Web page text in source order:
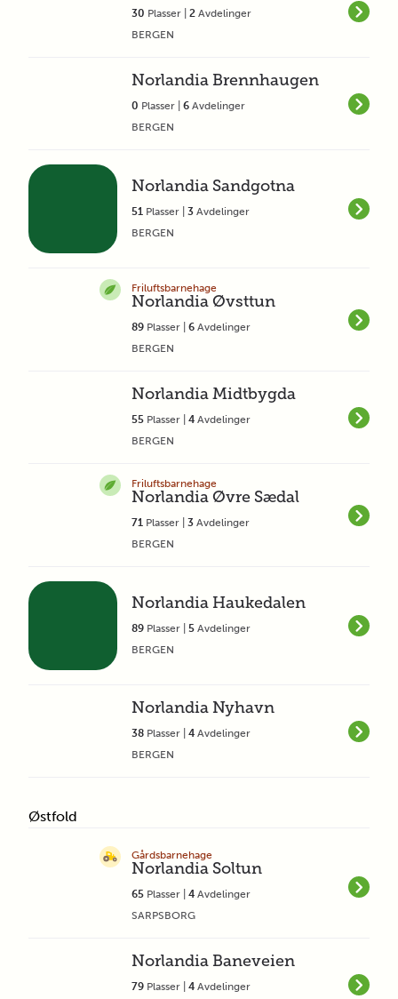
30 Plasser | 2 Avdelinger
BERGEN
Norlandia Brennhaugen
0 Plasser | 6 Avdelinger
BERGEN
Norlandia Sandgotna
51 Plasser | 3 Avdelinger
BERGEN
Friluftsbarnehage
Norlandia Øvsttun
89 Plasser | 6 Avdelinger
BERGEN
Norlandia Midtbygda
55 Plasser | 4 Avdelinger
BERGEN
Friluftsbarnehage
Norlandia Øvre Sædal
71 Plasser | 3 Avdelinger
BERGEN
Norlandia Haukedalen
89 Plasser | 5 Avdelinger
BERGEN
Norlandia Nyhavn
38 Plasser | 4 Avdelinger
BERGEN
Østfold
Gårdsbarnehage
Norlandia Soltun
65 Plasser | 4 Avdelinger
SARPSBORG
Norlandia Baneveien
79 Plasser | 4 Avdelinger